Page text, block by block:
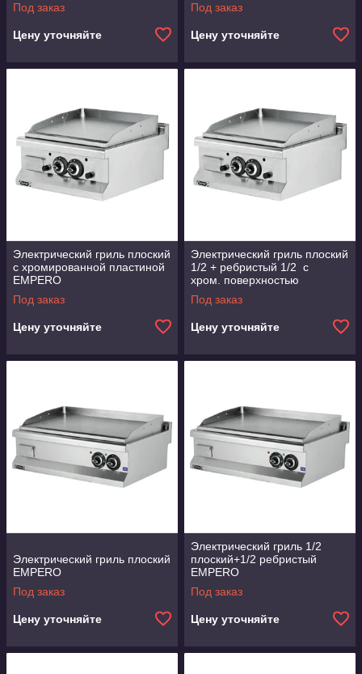
Под заказ
Цену уточняйте
Под заказ
Цену уточняйте
Электрический гриль плоский
с хромированной пластиной
EMPERO
Под заказ
Цену уточняйте
Электрический гриль плоский
1/2 + ребристый 1/2 с
хром. поверхностью
EMPERO
Под заказ
Цену уточняйте
Электрический гриль плоский
EMPERO
Под заказ
Цену уточняйте
Электрический гриль 1/2
плоский+1/2 ребристый
EMPERO
Под заказ
Цену уточняйте